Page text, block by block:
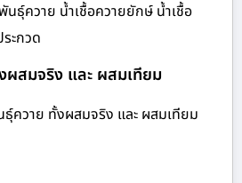
นธุ์ควาย น้ำเชื้อควายยักษ์ น้ำเชื้อ
ะกวด
สมจริง และ ผสมเทียม
ควาย ทั้งผสมจริง และ ผสมเทียม